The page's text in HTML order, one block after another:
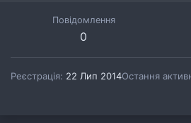
Повідомлення
0
Реєстрація 22 Лип 2014Остання